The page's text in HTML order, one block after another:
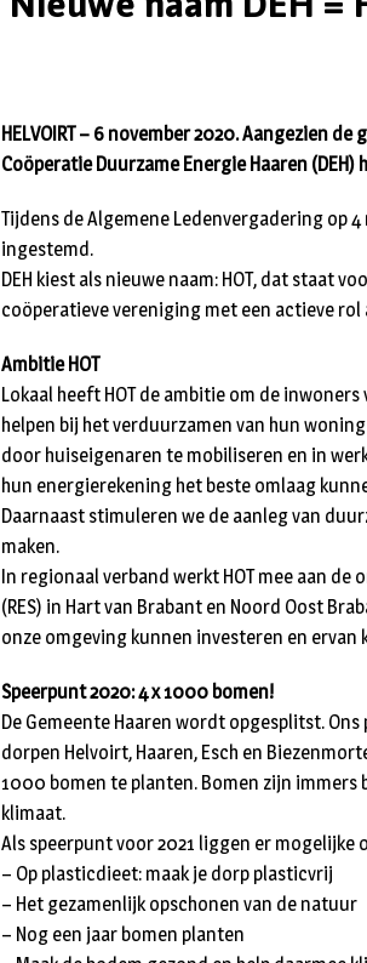
HELVOIRT – 6 november 2020. Aangezien de
Coöperatie Duurzame Energie Haaren
Tijdens de Algemene Ledenvergadering op
ingestemd.
DEH kiest als nieuwe naam: HOT, dat staat
coöperatieve vereniging met een actieve
Ambitie HOT
Lokaal heeft HOT de ambitie om de
helpen bij het verduurzamen van hun
door huiseigenaren te mobiliseren en in
hun energierekening het beste omlaag
Daarnaast stimuleren we de aanleg van
maken.
In regionaal verband werkt HOT mee aan
(RES) in Hart van Brabant en Noord Oost
onze omgeving kunnen investeren en
Speerpunt 2020: 4 x 1000 bomen!
De Gemeente Haaren wordt opgesplitst.
dorpen Helvoirt, Haaren, Esch en
1000 bomen te planten. Bomen zijn immers
klimaat.
Als speerpunt voor 2021 liggen er mogelijke
– Op plasticdieet: maak je dorp plasticvrij
– Het gezamenlijk opschonen van de natuur
– Nog een jaar bomen planten